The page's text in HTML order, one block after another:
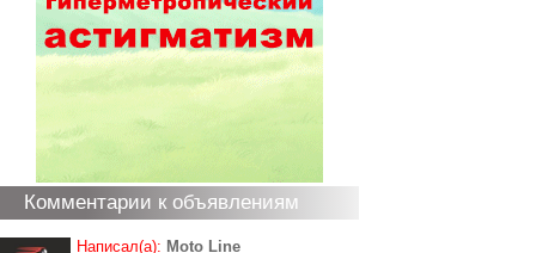
Комментарии к объявлениям
Написал(а): Moto Line